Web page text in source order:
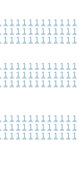
1 1 1 1 1 1 1 1 1 1 1 1
1 1 1 1 1 1 1 1 1 1 1 1
1 1 1 1 1 1 1 1 1 1 1 1
1 1 1 1 1 1 1 1 1 1 1 1
1 1 1 1 1 1 1 1 1 1 1 1
1 1 1 1 1 1 1 1 1 1 1 1
1 1 1 1 1 1 1 1 1 1 1 1
1 1 1 1 1 1 1 1 1 1 1 1
1 1 1 1 1 1 1 1 1 1 1 1